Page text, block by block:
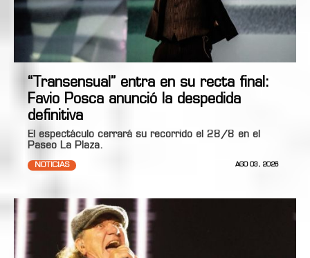
“Transensual” entra en su recta final:
Favio Posca anunció la despedida
definitiva
El espectáculo cerrará su recorrido el 28/8 en el
Paseo La Plaza.
NOTICIAS AGO 03, 2026